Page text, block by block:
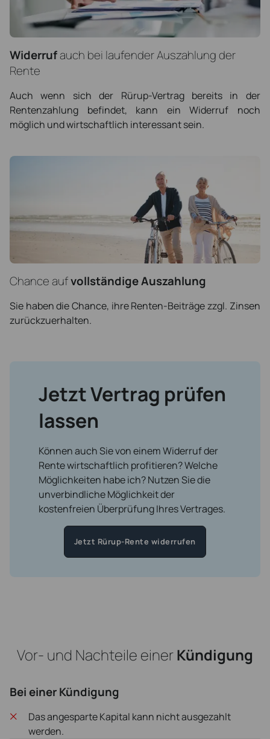
Widerrufauch bei laufender Auszahlung der
Rente
Auch wenn sich der Rürup-Vertrag bereits in der
Rentenzahlung befindet, kann ein Widerruf noch
möglich und wirtschaftlich interessant sein.
Chance aufvollständige Auszahlung
Sie haben die Chance, ihre Renten-Beiträge zzgl. Zinsen
zurückzuerhalten.
Jetzt Vertrag prüfen
lassen
Können auch Sie von einem Widerruf der
Rente wirtschaftlich profitieren? Welche
Möglichkeiten habe ich? Nutzen Sie die
unverbindliche Möglichkeit der
kostenfreien Überprüfung Ihres Vertrages.
Jetzt Rürup-Rente widerrufen
Vor- und Nachteile einerKündigung
Bei einer Kündigung
Das angesparte Kapital kann nicht ausgezahlt
werden.